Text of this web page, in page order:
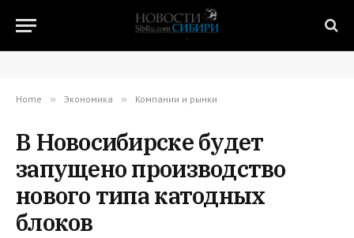
Home » Экономика » Компании и рынки
В Новосибирске будет
запущено производство
нового типа катодных
блоков